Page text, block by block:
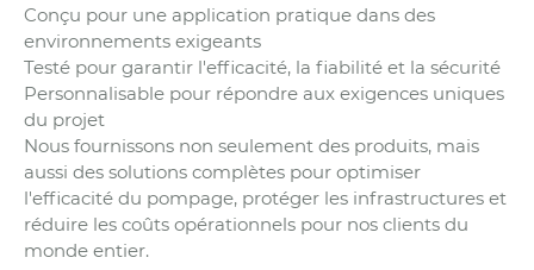
Conçu pour une application pratique dans des
environnements exigeants
Testé pour garantir l'efficacité, la fiabilité et la sécurité
Personnalisable pour répondre aux exigences uniques
du projet
Nous fournissons non seulement des produits, mais
aussi des solutions complètes pour optimiser
l'efficacité du pompage, protéger les infrastructures et
réduire les coûts opérationnels pour nos clients du
monde entier.